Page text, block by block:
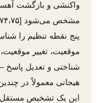
واکنشی و بازگشت
پنج نقطه تنظیم را
موقعیت، تغییر موقعیت،
شناختی و تعدیل پاسخ